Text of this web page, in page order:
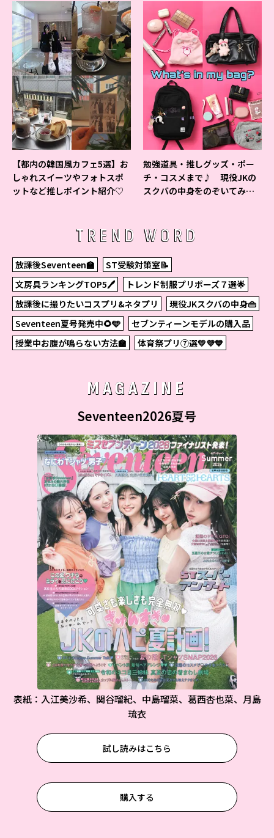
【都内の韓国風カフェ5選】お
しゃれスイーツやフォトスポ
ットなど推しポイント紹介♡
勉強道具・推しグッズ・ポー
チ・コスメまで♪ 現役JKの
スクバの中身をのぞいてみ
TREND WORD
放課後Seventeen🏫
ST受験対策室📝
文房具ランキングTOP5🖊
トレンド制服プリポーズ７選🌟
放課後に撮りたいコスプリ&ネタプリ
現役JKスクバの中身👜
Seventeen夏号発売中🌻🩵
セブンティーンモデルの購入品
授業中お腹が鳴らない方法🏫
体育祭プリ⑦選💛💜💙
MAGAZINE
Seventeen2026夏号
表紙：入江美沙希、関谷瑠紀、中島瑠菜、葛西杏也菜、月島
琉衣
試し読みはこちら
購入する